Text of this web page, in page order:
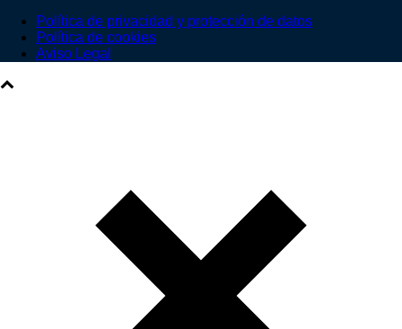
Política de privacidad y protección de datos
Política de cookies
Aviso Legal